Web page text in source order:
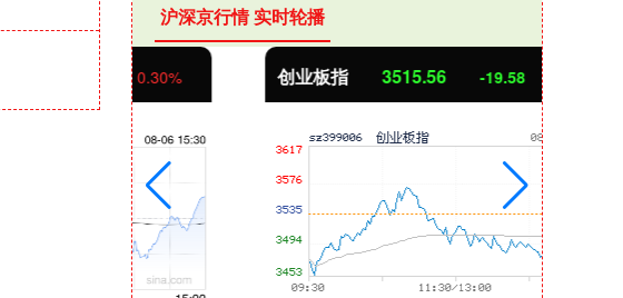
沪深京行情 实时轮播
创业板指 3515.56 -19.58 -0.55%